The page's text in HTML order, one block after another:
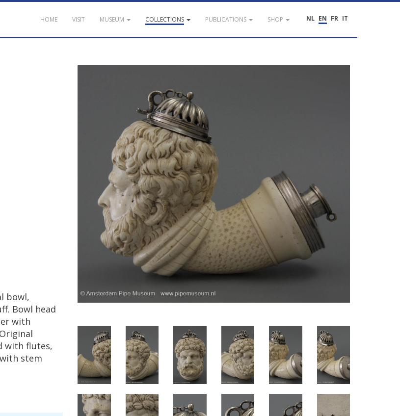
NL EN FR IT
HOME VISIT MUSEUM COLLECTIONS PUBLICATIONS SHOP
bowl,
. Bowl head
with
Original
with flutes,
with stem